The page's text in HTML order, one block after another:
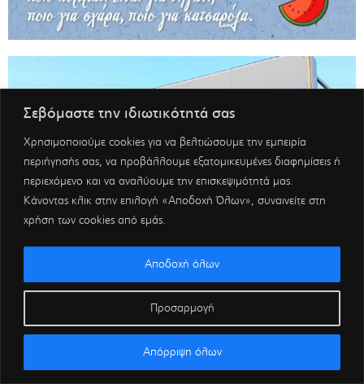
Σεβόμαστε την ιδιωτικότητά σας
Χρησιμοποιούμε cookies για να βελτιώσουμε την εμπειρία
περιήγησής σας, να προβάλλουμε εξατομικευμένες διαφημίσεις ή
περιεχόμενο και να αναλύουμε την επισκεψιμότητά μας.
Κάνοντας κλικ στην επιλογή «Αποδοχή Όλων», συναινείτε στη
χρήση των cookies από εμάς.
Προσαρμογή
Απόρριψη όλων
Αποδοχή όλων